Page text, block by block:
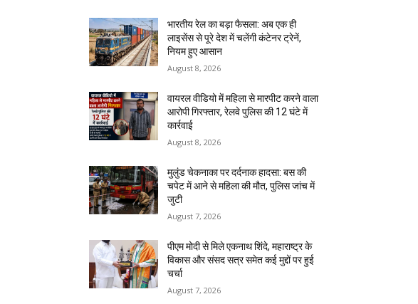
भारतीय रेल का बड़ा फैसला: अब एक ही
लाइसेंस से पूरे देश में चलेंगी कंटेनर ट्रेनें,
नियम हुए आसान
August 8, 2026
वायरल वीडियो में महिला से मारपीट करने वाला
आरोपी गिरफ्तार, रेलवे पुलिस की 12 घंटे में
कार्रवाई
August 8, 2026
मुलुंड चेकनाका पर दर्दनाक हादसा: बस की
चपेट में आने से महिला की मौत, पुलिस जांच में
जुटी
August 7, 2026
पीएम मोदी से मिले एकनाथ शिंदे, महाराष्ट्र के
विकास और संसद सत्र समेत कई मुद्दों पर हुई
चर्चा
August 7, 2026